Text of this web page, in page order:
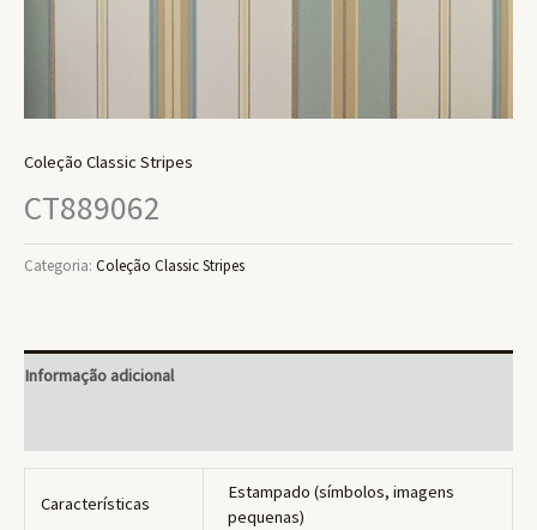
Coleção Classic Stripes
CT889062
Categoria: Coleção Classic Stripes
Informação adicional
Características
Estampado (símbolos, imagens
pequenas)